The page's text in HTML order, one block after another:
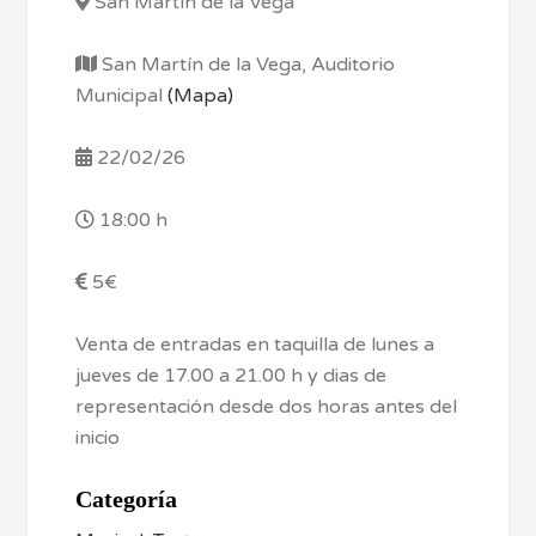
San Martín de la Vega, Auditorio
Municipal(Mapa)
22/02/26
18:00 h
5€
Venta de entradas en taquilla de lunes a
jueves de 17.00 a 21.00 h y dias de
representación desde dos horas antes del
inicio
Categoría